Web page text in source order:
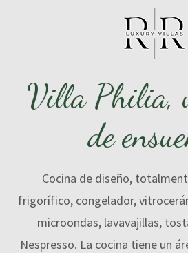
Villa Philia,
de
Cocina de diseño,
frigorífico, congelador,
microondas, lavavajillas,
Nespresso. La cocina tiene un